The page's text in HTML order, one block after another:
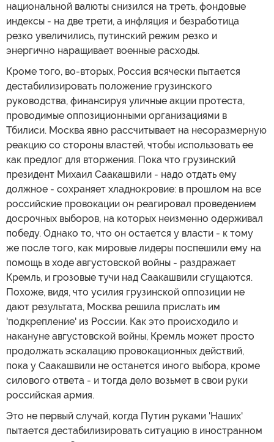
национальной валюты снизился на треть, фондовые
индексы - на две трети, а инфляция и безработица
резко увеличились, путинский режим резко и
энергично наращивает военные расходы.
Кроме того, во-вторых, Россия всячески пытается
дестабилизировать положение грузинского
руководства, финансируя уличные акции протеста,
проводимые оппозиционными организациями в
Тбилиси. Москва явно рассчитывает на несоразмерную
реакцию со стороны властей, чтобы использовать ее
как предлог для вторжения. Пока что грузинский
президент Михаил Саакашвили - надо отдать ему
должное - сохраняет хладнокровие: в прошлом на все
российские провокации он реагировал проведением
досрочных выборов, на которых неизменно одерживал
победу. Однако то, что он остается у власти - к тому
же после того, как мировые лидеры поспешили ему на
помощь в ходе августовской войны - раздражает
Кремль, и грозовые тучи над Саакашвили сгущаются.
Похоже, видя, что усилия грузинской оппозиции не
дают результата, Москва решила прислать им
'подкрепление' из России. Как это происходило и
накануне августовской войны, Кремль может просто
продолжать эскалацию провокационных действий,
пока у Саакашвили не останется иного выбора, кроме
силового ответа - и тогда дело возьмет в свои руки
российская армия.
Это не первый случай, когда Путин руками 'Наших'
пытается дестабилизировать ситуацию в иностранном